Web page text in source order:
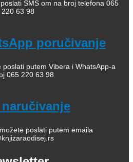
SMS om na broj telefona 065
220 63 98
poručivanje
putem Vibera i WhatsApp-a
065 220 63 98
poslati putem emaila